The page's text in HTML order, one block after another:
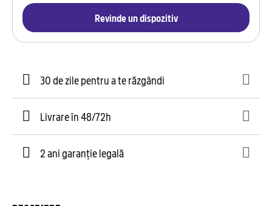
Revinde un dispozitiv
30 de zile pentru a te răzgândi
Livrare în 48/72h
2 ani garanție legală